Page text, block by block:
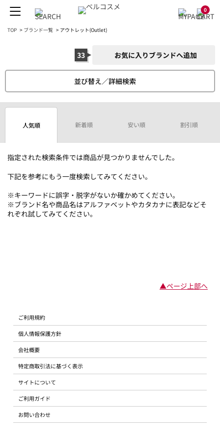
0
TOP > ブランド一覧 > アウトレット(Outlet)
33 お気に入りブランドへ追加
並び替え／詳細検索
人気順 新着順 安い順 割引順
指定された検索条件では商品が見つかりませんでした。
下記を参考にもう一度検索してみてください。
※キーワードに誤字・脱字がないか確かめてください。
※ブランド名や商品名はアルファベットやカタカナに表記などそ
れぞれ試してみてください。
▲ページ上部へ
ご利用規約
個人情報保護方針
会社概要
特定商取引法に基づく表示
サイトについて
ご利用ガイド
お問い合わせ